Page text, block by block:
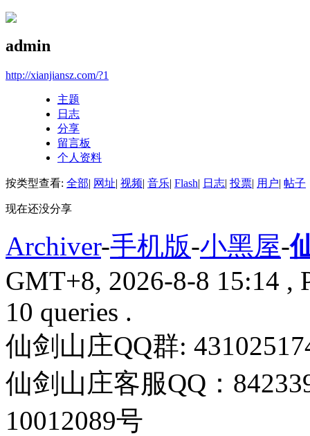
admin
http://xianjiansz.com/?1
主题
日志
分享
留言板
个人资料
按类型查看: 全部| 网址| 视频| 音乐| Flash| 日志| 投票| 用户| 帖子
现在还没分享
Archiver-手机版-小黑屋-
GMT+8, 2026-8-8 15:14 ,
10 queries .
仙剑山庄QQ群:
仙剑山庄客服QQ：
10012089号